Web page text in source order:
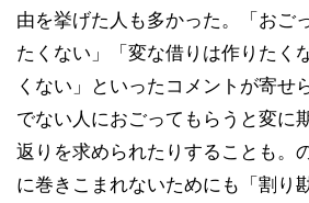
由を挙げた人も多かった。「おご
たくない」「変な借りは作りたく
くない」といったコメントが寄せ
でない人におごってもらうと変に
返りを求められたりすることも。
に巻きこまれないためにも「割り